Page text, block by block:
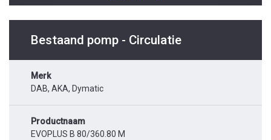
Bestaand pomp - Circulatie
Merk
DAB, AKA, Dymatic
Productnaam
EVOPLUS B 80/360.80 M